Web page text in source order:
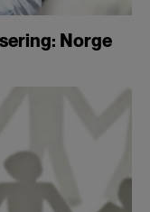
Norge